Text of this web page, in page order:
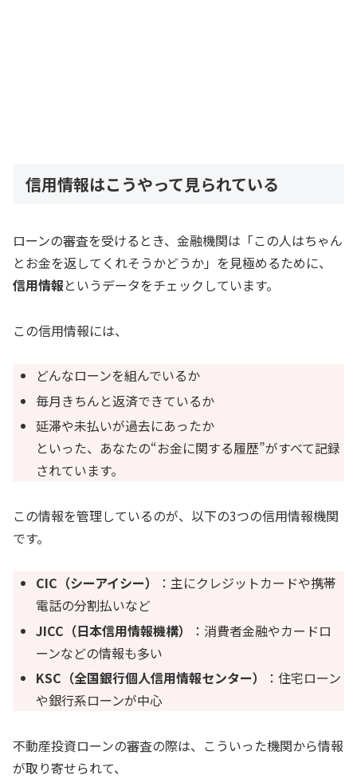
信用情報はこうやって見られている
ローンの審査を受けるとき、金融機関は「この人はちゃん
とお金を返してくれそうかどうか」を見極めるために、
信用情報というデータをチェックしています。
この信用情報には、
どんなローンを組んでいるか
毎月きちんと返済できているか
延滞や未払いが過去にあったか
といった、あなたの“お金に関する履歴”がすべて記録
されています。
この情報を管理しているのが、以下の3つの信用情報機関
です。
CIC（シーアイシー）
：主にクレジットカードや携帯
電話の分割払いなど
JICC（日本信用情報機構）
：消費者金融やカードロ
ーンなどの情報も多い
KSC（全国銀行個人信用情報センター）
：住宅ローン
や銀行系ローンが中心
不動産投資ローンの審査の際は、こういった機関から情報
が取り寄せられて、